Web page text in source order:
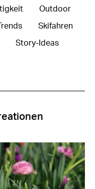
Outdoor
Skifahren
Story-Ideas